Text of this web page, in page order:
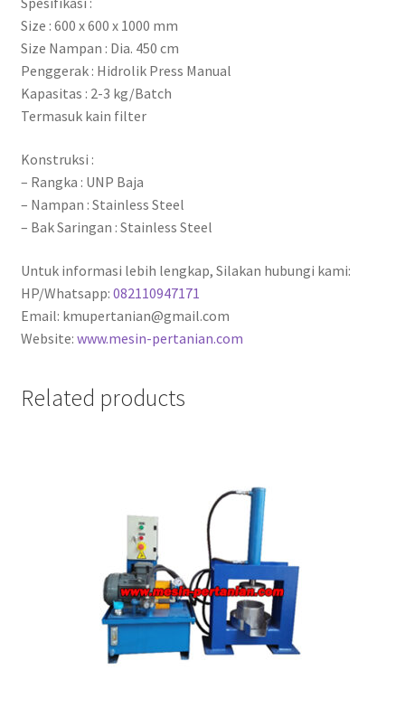
Size : 600 x 600 x 1000 mm
Size Nampan : Dia. 450 cm
Penggerak : Hidrolik Press Manual
Kapasitas : 2-3 kg/Batch
Termasuk kain filter
Konstruksi :
– Rangka : UNP Baja
– Nampan : Stainless Steel
– Bak Saringan : Stainless Steel
Untuk informasi lebih lengkap, Silakan hubungi kami:
HP/Whatsapp: 082110947171
Email: kmupertanian@gmail.com
Website: www.mesin-pertanian.com
Related products